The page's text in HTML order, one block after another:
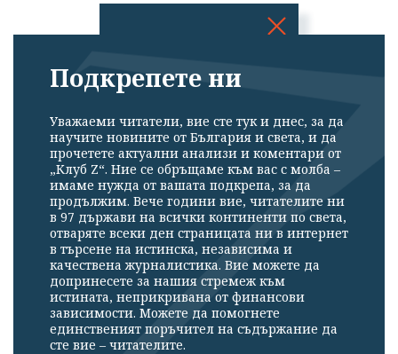
излязохте от
Подкрепете ни
Уважаеми читатели, вие сте тук и днес, за да
научите новините от България и света, и да
прочетете актуални анализи и коментари от
„Клуб Z“. Ние се обръщаме към вас с молба –
имаме нужда от вашата подкрепа, за да
продължим. Вече години вие, читателите ни
в 97 държави на всички континенти по света,
отваряте всеки ден страницата ни в интернет
в търсене на истинска, независима и
качествена журналистика. Вие можете да
допринесете за нашия стремеж към
истината, неприкривана от финансови
зависимости. Можете да помогнете
единственият поръчител на съдържание да
сте вие – читателите.